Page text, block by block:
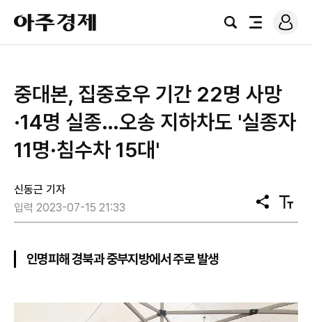
아
주
경
검
전
로
그
​중대본, 집중호우 기간 22명 사망
·14명 실종…오송 지하차도 '실종자
11명·침수차 15대'
신동근 기자
입력 2023-07-15 21:33
공
유
텍
스
인명피해 경북과 중부지방에서 주로 발생